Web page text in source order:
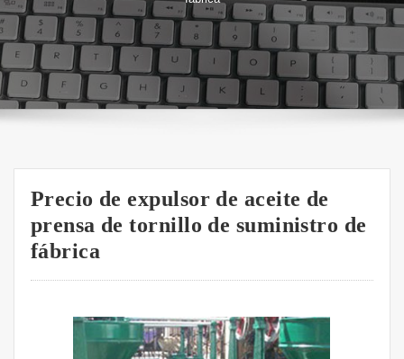
Precio de expulsor de aceite de
prensa de tornillo de suministro de
fábrica